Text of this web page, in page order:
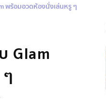
พร้อมอวดห้องนั่งเล่นหรู ๆ
Glam